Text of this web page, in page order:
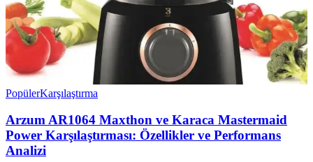
PopülerKarşılaştırma
Arzum AR1064 Maxthon ve Karaca Mastermaid
Power Karşılaştırması: Özellikler ve Performans
Analizi